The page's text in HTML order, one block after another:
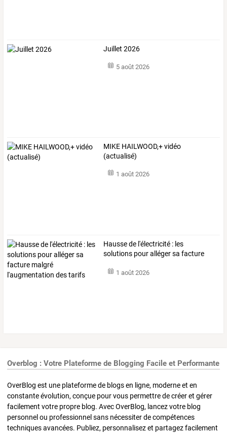
Juillet 2026
5 août 2026
MIKE HAILWOOD,+ vidéo
(actualisé)
1 août 2026
Haussede l'électricité : les
solutions pourallégersa facture
1 août 2026
Overblog : Votre Plateforme de Blogging Facile et Performante
OverBlog est une plateforme de blogs en ligne, moderne et en
constante évolution, conçue pour vous permettre de créer et gérer
facilement votre propre blog. Avec OverBlog, lancez votre blog
personnel ou professionnel sans nécessiter de compétences
techniques avancées. Publiez, personnalisez et partagez facilement